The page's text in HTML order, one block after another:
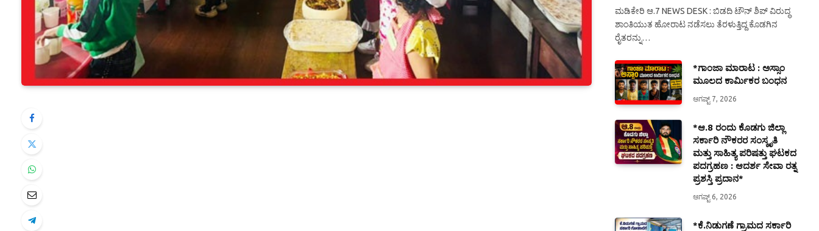
ಮಡಿಕೇರಿ ಆ.7 NEWS DESK : ಬಿಡದಿ ಟೌನ್ ಶಿಪ್ ವಿರುದ್ಧ
ಶಾಂತಿಯುತ ಹೋರಾಟ ನಡೆಸಲು ತೆರಳುತ್ತಿದ್ದ ಕೊಡಗಿನ
ರೈತರನ್ನು…
*ಗಾಂಜಾ ಮಾರಾಟ : ಅಸ್ಸಾಂ
ಮೂಲದ ಕಾರ್ಮಿಕರ ಬಂಧನ
ಆಗಷ್ಟ್ 7, 2026
*ಆ.8 ರಂದು ಕೊಡಗು ಜಿಲ್ಲಾ
ಸರ್ಕಾರಿ ನೌಕರರ ಸಂಸ್ಕೃತಿ
ಮತ್ತು ಸಾಹಿತ್ಯ ಪರಿಷತ್ತು ಘಟಕದ
ಪದಗ್ರಹಣ : ಆದರ್ಶ ಸೇವಾ ರತ್ನ
ಪ್ರಶಸ್ತಿ ಪ್ರದಾನ*
ಆಗಷ್ಟ್ 6, 2026
*ಕೆ.ನಿಡುಗಣೆ ಗ್ರಾಮದ ಸರ್ಕಾರಿ